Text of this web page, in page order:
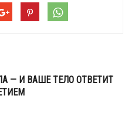
— И ВАШЕ ТЕЛО ОТВЕТИТ